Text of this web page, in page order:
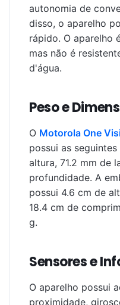
autonomia de
disso, o aparelho
rápido. O aparelho
mas não é
d'água.
Peso e
O Motorola One
possui as
altura, 71.2 mm de
profundidade. A
possui 4.6 cm de
18.4 cm de
g.
Sensores e
O aparelho possui
proximidade,